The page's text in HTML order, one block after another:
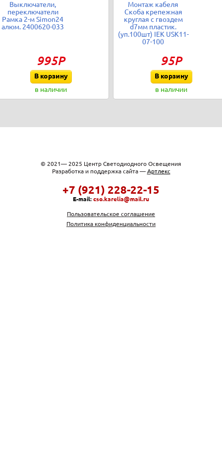
Выключатели,
переключатели
Рамка 2-м Simon24
алюм. 2400620-033
995Р
В корзину
в наличии
Монтаж кабеля
Скоба крепежная
круглая с гвоздем
d7мм пластик.
(уп.100шт) IEK USK11-
07-100
95Р
В корзину
в наличии
© 2021— 2025 Центр Светодиодного Освещения
Разработка и поддержка сайта — Артлекс
+7 (921) 228-22-15
E-mail: cso.karelia@mail.ru
Пользовательское соглашение
Политика конфиденциальности